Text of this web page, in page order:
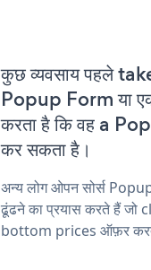
कुछ व्यवसाय पहले
Popup Form या
करता है कि वह a
कर सकता है।
अन्य लोग ओपन सोर्स
ढूंढने का प्रयास करते हैं
bottom prices ऑफ़र